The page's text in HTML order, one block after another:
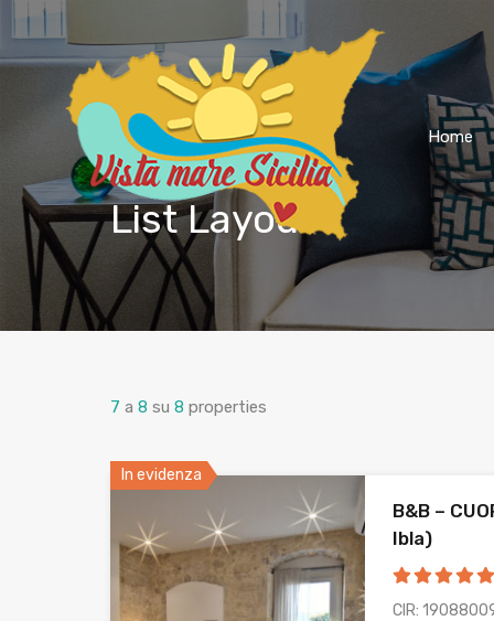
Home
List Layout
7 a 8 su 8 properties
In evidenza
B&B –
Ibla)
CIR: